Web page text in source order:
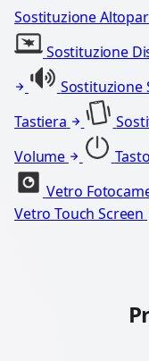
Sostituzione
Sostituzione
Sostituzione
Tastiera
Volume
Vetro
Vetro Touch Screen